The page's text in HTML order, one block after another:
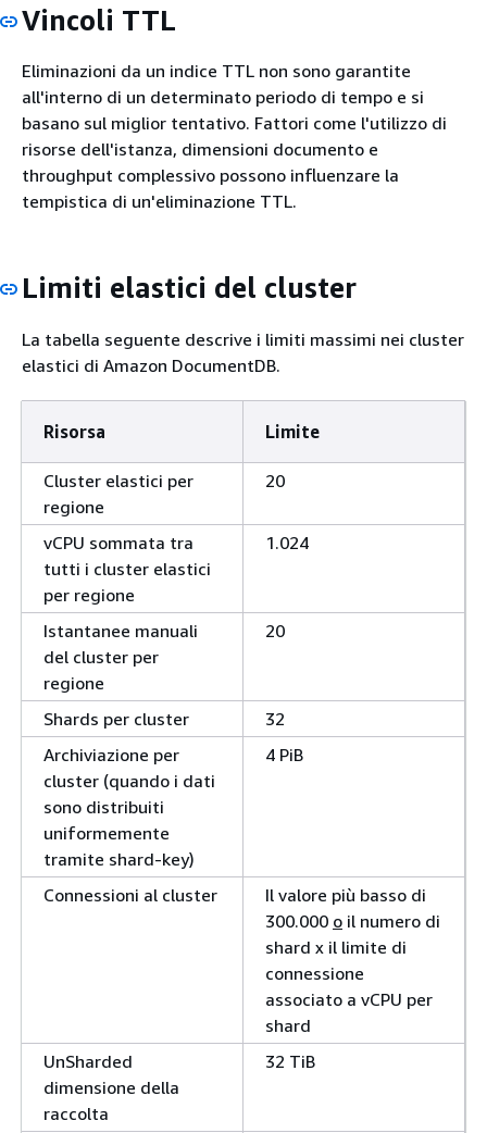
Vincoli TTL
Eliminazioni da un indice TTL non sono garantite
all'interno di un determinato periodo di tempo e si
basano sul miglior tentativo. Fattori come l'utilizzo di
risorse dell'istanza, dimensioni documento e
throughput complessivo possono influenzare la
tempistica di un'eliminazione TTL.
Limiti elastici del cluster
La tabella seguente descrive i limiti massimi nei cluster
elastici di Amazon DocumentDB.
Risorsa Limite
Cluster elastici per
regione
20
vCPU sommata tra
tutti i cluster elastici
per regione
1.024
Istantanee manuali
del cluster per
regione
20
Shards per cluster
32
Archiviazione per
cluster (quando i dati
sono distribuiti
uniformemente
tramite shard-key)
4 PiB
Connessioni al cluster
Il valore più basso di
300.000 o il numero di
shard x il limite di
connessione
associato a vCPU per
shard
UnSharded
dimensione della
raccolta
32 TiB